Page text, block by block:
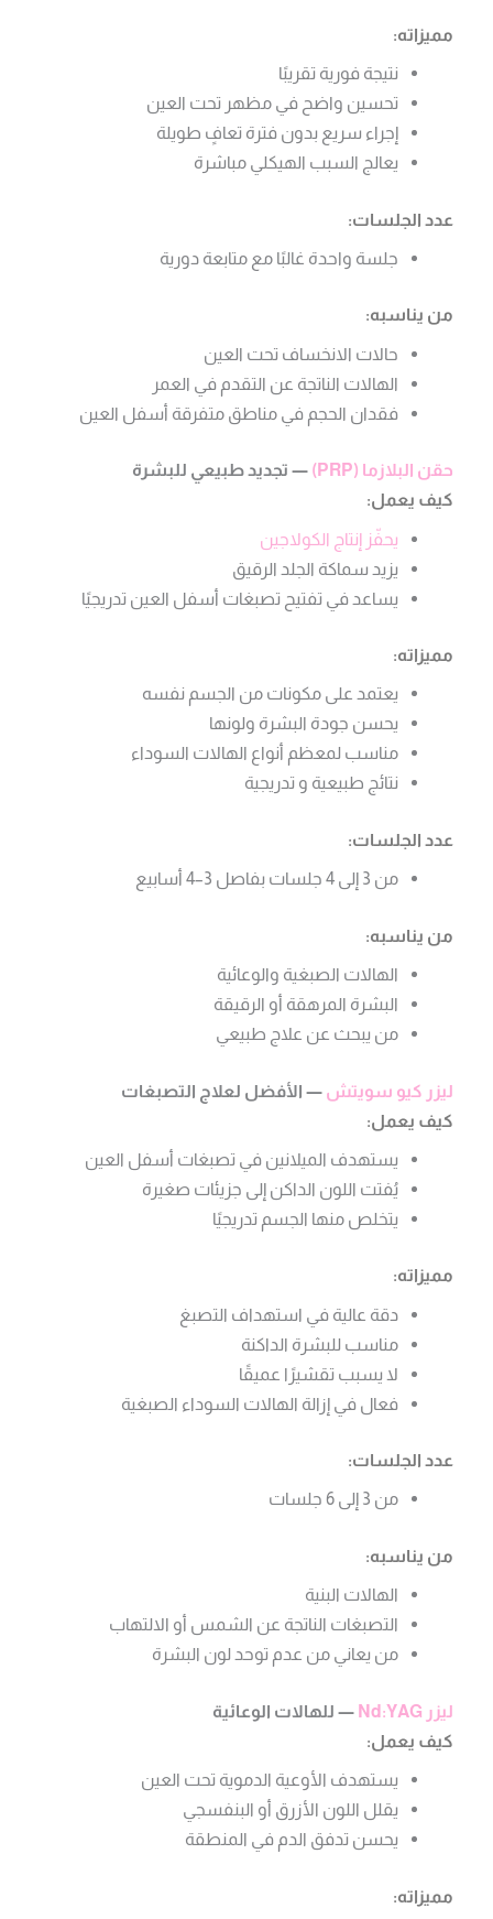
مميزاته:
نتيجة فورية تقريبًا
تحسين واضح في مظهر تحت العين
إجراء سريع بدون فترة تعافٍ طويلة
يعالج السبب الهيكلي مباشرة
عدد الجلسات:
جلسة واحدة غالبًا مع متابعة دورية
من يناسبه:
حالات الانخساف تحت العين
الهالات الناتجة عن التقدم في العمر
فقدان الحجم في مناطق متفرقة أسفل العين
حقن البلازما (PRP)
— تجديد طبيعي للبشرة
كيف يعمل:
يحفّز إنتاج الكولاجين
يزيد سماكة الجلد الرقيق
يساعد في تفتيح تصبغات أسفل العين تدريجيًا
مميزاته:
يعتمد على مكونات من الجسم نفسه
يحسن جودة البشرة ولونها
مناسب لمعظم أنواع الهالات السوداء
نتائج طبيعية و تدريجية
عدد الجلسات:
من 3 إلى 4 جلسات بفاصل 3–4 أسابيع
من يناسبه:
الهالات الصبغية والوعائية
البشرة المرهقة أو الرقيقة
من يبحث عن علاج طبيعي
ليزر كيو سويتش — الأفضل لعلاج التصبغات
كيف يعمل:
يستهدف الميلانين في تصبغات أسفل العين
يُفتت اللون الداكن إلى جزيئات صغيرة
يتخلص منها الجسم تدريجيًا
مميزاته:
دقة عالية في استهداف التصبغ
مناسب للبشرة الداكنة
لا يسبب تقشيرًا عميقًا
فعال في إزالة الهالات السوداء الصبغية
عدد الجلسات:
من 3 إلى 6 جلسات
من يناسبه:
الهالات البنية
التصبغات الناتجة عن الشمس أو الالتهاب
من يعاني من عدم توحد لون البشرة
ليزر Nd:YAG
— للهالات الوعائية
كيف يعمل:
يستهدف الأوعية الدموية تحت العين
يقلل اللون الأزرق أو البنفسجي
يحسن تدفق الدم في المنطقة
مميزاته: